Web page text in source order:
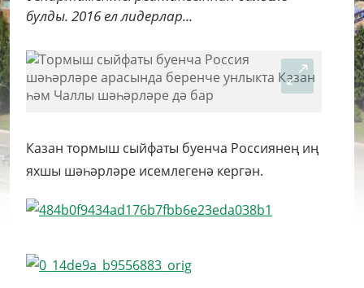
булды. 2016 ел лидерлар...
Казан тормыш сыйфаты буенча Россиянең иң
яхшы шәһәрләре исемлегенә кергән.